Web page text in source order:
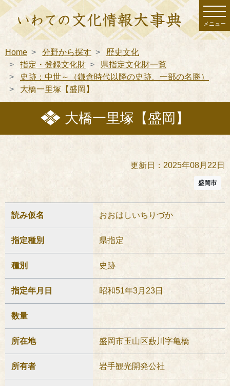
メニュー
Home 分野から探す
歴史文化
指定・登録文化財
県指定文化財一覧
史跡：中世～（鎌倉時代以降の史跡、一部の名勝）
大橋一里塚【盛岡】
大橋一里塚【盛岡】
更新日：2025年08月22日
盛岡市
読み仮名 おおはしいちりづか
指定種別 県指定
種別 史跡
指定年月日 昭和51年3月23日
数量
所在地 盛岡市玉山区藪川字亀橋
所有者 岩手観光開発公社